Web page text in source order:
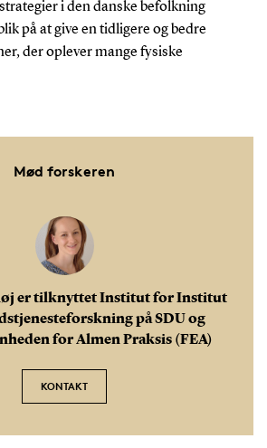
i den danske befolkning
på at give en tidligere og bedre
der oplever mange fysiske
Mød forskeren
er tilknyttet Institut for Institut
på SDU og
for Almen Praksis (FEA)
KONTAKT